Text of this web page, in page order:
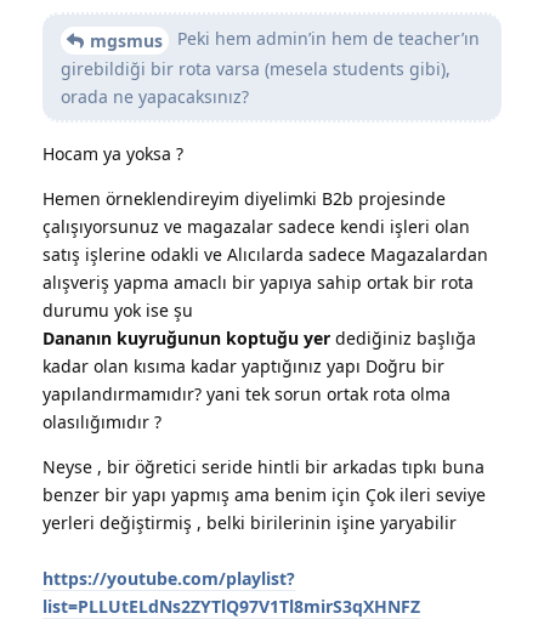
Seviye 90
mgsmus
Peki hem admin’in hem de teacher’ın
girebildiği bir rota varsa (mesela students gibi),
orada ne yapacaksınız?
Hocam ya yoksa ?
Hemen örneklendireyim diyelimki B2b projesinde
çalışıyorsunuz ve magazalar sadece kendi işleri olan
satış işlerine odakli ve Alıcılarda sadece Magazalardan
alışveriş yapma amaclı bir yapıya sahip ortak bir rota
durumu yok ise şu
Dananın kuyruğunun koptuğu yer dediğiniz başlığa
kadar olan kısıma kadar yaptığınız yapı Doğru bir
yapılandırmamıdır? yani tek sorun ortak rota olma
olasılığımıdır ?
Neyse , bir öğretici seride hintli bir arkadas tıpkı buna
benzer bir yapı yapmış ama benim için Çok ileri seviye
yerleri değiştirmiş , belki birilerinin işine yaryabilir
https://youtube.com/playlist?
list=PLLUtELdNs2ZYTlQ97V1Tl8mirS3qXHNFZ